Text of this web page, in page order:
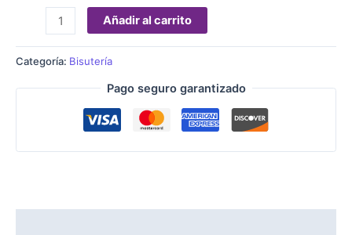
Añadir al carrito
Categoría: Bisutería
Pago seguro garantizado